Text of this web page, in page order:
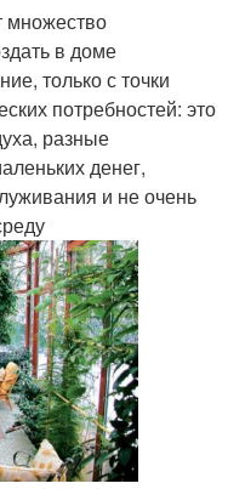
множество
в доме
только с точки
потребностей: это
разные
денег,
и не очень